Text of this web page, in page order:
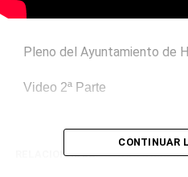
Pleno del Ayuntamiento de
Video 2ª Parte
RELACIONADOS:
CONTINUAR